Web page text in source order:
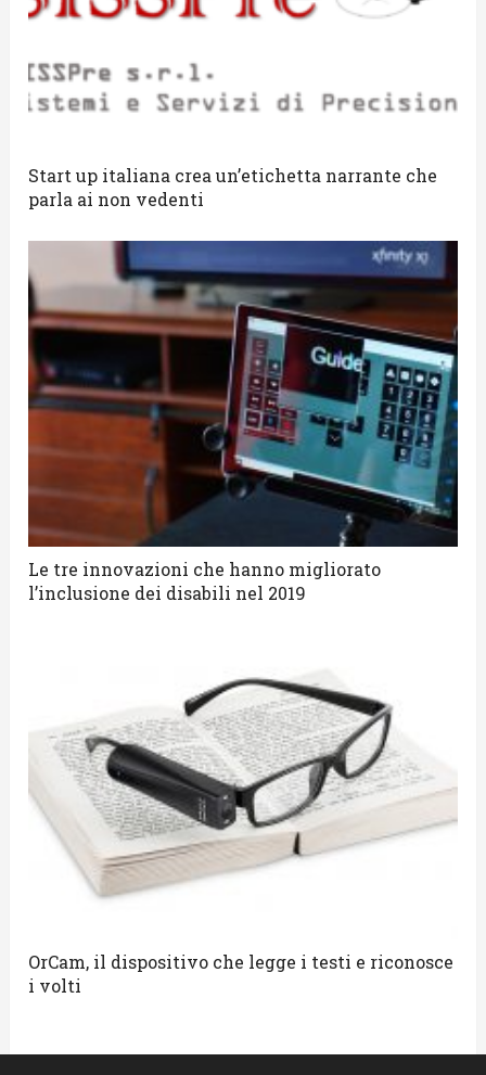
Start up italiana crea un’etichetta narrante che
parla ai non vedenti
Le tre innovazioni che hanno migliorato
l’inclusione dei disabili nel 2019
OrCam, il dispositivo che legge i testi e riconosce
i volti